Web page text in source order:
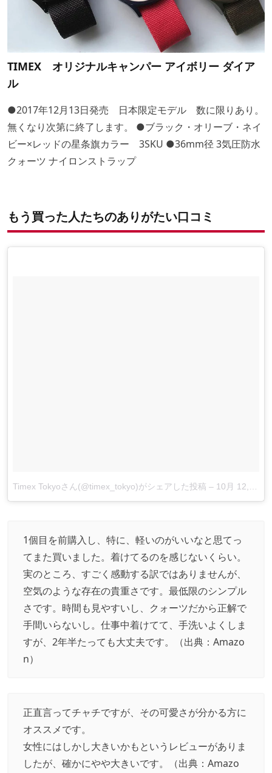
TIMEX オリジナルキャンパー アイボリー ダイア
ル
●2017年12月13日発売 日本限定モデル 数に限りあり。
無くなり次第に終了します。 ●ブラック・オリーブ・ネイ
ビー×レッドの星条旗カラー 3SKU ●36mm径 3気圧防水
クォーツ ナイロンストラップ
もう買った人たちのありがたい口コミ
Timex Tokyoさん(@timex_tokyo)がシェアした投稿 – 10月 12, 2017 at 5:45午前 PDT
1個目を前購入し、特に、軽いのがいいなと思てっ
てまた買いました。着けてるのを感じないくらい。
実のところ、すごく感動する訳ではありませんが、
空気のような存在の貴重さです。最低限のシンプル
さです。時間も見やすいし、クォーツだから正解で
手間いらないし。仕事中着けてて、手洗いよくしま
すが、2年半たっても大丈夫です。（出典： Amazo
n）
正直言ってチャチですが、その可愛さが分かる方に
オススメです。
女性にはしかし大きいかもというレビューがありま
したが、確かにやや大きいです。（出典： Amazo